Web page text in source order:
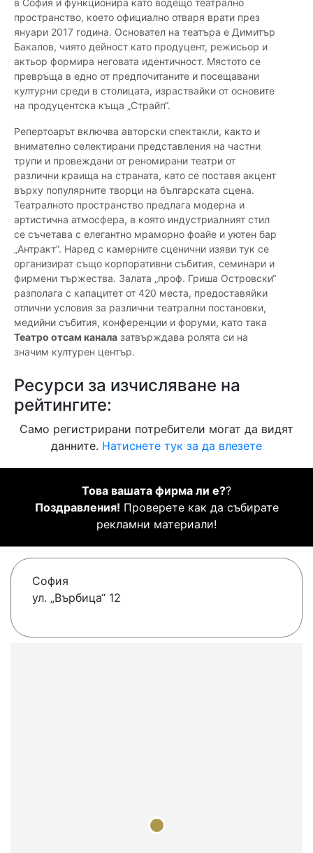
в София и функционира като водещо театрално
пространство, което официално отваря врати през
януари 2017 година. Основател на театъра е Димитър
Бакалов, чиято дейност като продуцент, режисьор и
актьор формира неговата идентичност. Мястото се
превръща в едно от предпочитаните и посещавани
културни среди в столицата, израствайки от основите
на продуцентска къща „Страйп“.
Репертоарът включва авторски спектакли, както и
внимателно селектирани представления на частни
трупи и провеждани от реномирани театри от
различни краища на страната, като се поставя акцент
върху популярните творци на българската сцена.
Театралното пространство предлага модерна и
артистична атмосфера, в която индустриалният стил
се съчетава с елегантно мраморно фоайе и уютен бар
„Антракт“. Наред с камерните сценични изяви тук се
организират също корпоративни събития, семинари и
фирмени тържества. Залата „проф. Гриша Островски“
разполага с капацитет от 420 места, предоставяйки
отлични условия за различни театрални постановки,
медийни събития, конференции и форуми, като така
Театро отсам канала затвърждава ролята си на
значим културен център.
Ресурси за изчисляване на
рейтингите:
Само регистрирани потребители могат да видят
данните. Натиснете тук за да влезете
Това вашата фирма ли е??
Поздравления! Проверете как да събирате
рекламни материали!
София
ул. „Върбица“ 12